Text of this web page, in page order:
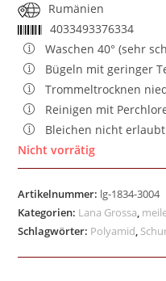
Rumänien
4033493376334
Waschen 40° (sehr
Bügeln mit geringer
Trommeltrocknen
Reinigen mit
Bleichen nicht erlaubt
Nicht vorrätig
Artikelnummer: lg-1834-3004
Kategorien: Lana Grossa,
Schlagwörter: Polyamid,